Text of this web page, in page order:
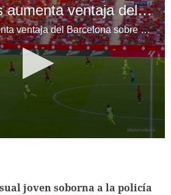
Ferran Torres aumenta ventaja del Barcelona sobre el Mallorca en medio de una polémica
Ferran Torres aumenta ventaja del Barcelona sobre el Mallorca en medio de una polémica
joven soborna a la policía